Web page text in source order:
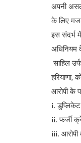
अपनी
के लिए
इस संदर्भ
अधिनियम
साहिल
हरियाणा,
आरोपी के
i. डुप्लिकेट
ii. फर्जी
iii. आरोपी